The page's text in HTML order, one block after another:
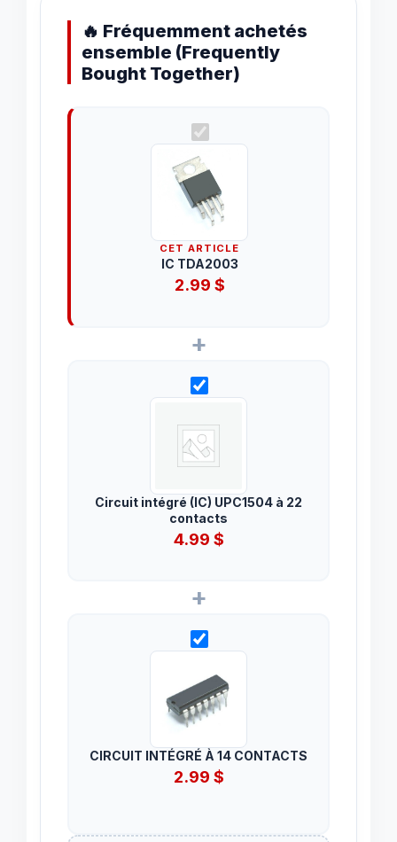
🔥 Fréquemment achetés
ensemble (Frequently
Bought Together)
CET ARTICLE
IC TDA2003
2.99 $
+
Circuit intégré (IC) UPC1504 à 22
contacts
4.99 $
+
CIRCUIT INTÉGRÉ À 14 CONTACTS
2.99 $